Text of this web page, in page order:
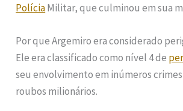
PolíciaMilitar, que culminou em sua
Por que Argemiro era considerado
Ele era classificado como nível 4 de
seu envolvimento em inúmeros
roubos milionários.